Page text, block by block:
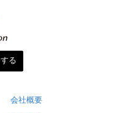
る
会社概要